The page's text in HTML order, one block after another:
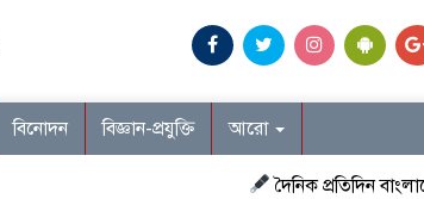
বিনোদন বিজ্ঞান-প্রযুক্তি আরো
দৈনিক প্রতিদিন বাংলাদেশে